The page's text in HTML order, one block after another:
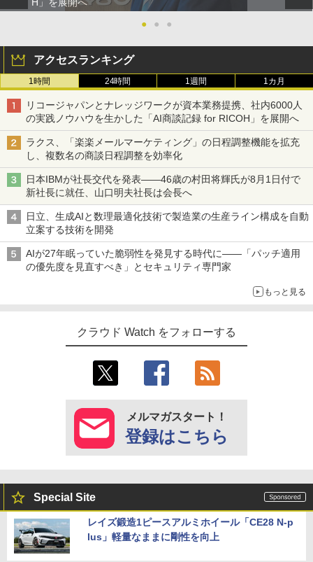
●
● ●
アクセスランキング
1時間 24時間 1週間 1カ月
リコージャパンとナレッジワークが資本業務提携、社内6000人
の実践ノウハウを生かした「AI商談記録 for RICOH」を展開へ
ラクス、「楽楽メールマーケティング」の日程調整機能を拡充
し、複数名の商談日程調整を効率化
日本IBMが社長交代を発表――46歳の村田将輝氏が8月1日付で
新社長に就任、山口明夫社長は会長へ
日立、生成AIと数理最適化技術で製造業の生産ライン構成を自動
立案する技術を開発
AIが27年眠っていた脆弱性を発見する時代に――「パッチ適用
の優先度を見直すべき」とセキュリティ専門家
もっと見る
クラウド Watch をフォローする
メルマガスタート！
登録はこちら
Special Site
レイズ鍛造1ピースアルミホイール「CE28 N-p
lus」軽量なままに剛性を向上